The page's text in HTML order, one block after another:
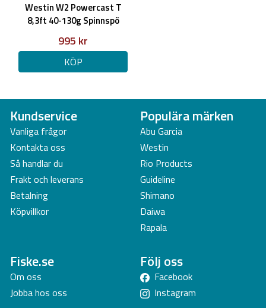
Westin W2 Powercast T
8,3ft 40-130g Spinnspö
995 kr
KÖP
Kundservice
Vanliga frågor
Kontakta oss
Så handlar du
Frakt och leverans
Betalning
Köpvillkor
Populära märken
Abu Garcia
Westin
Rio Products
Guideline
Shimano
Daiwa
Rapala
Fiske.se
Om oss
Jobba hos oss
Följ oss
Facebook
Instagram